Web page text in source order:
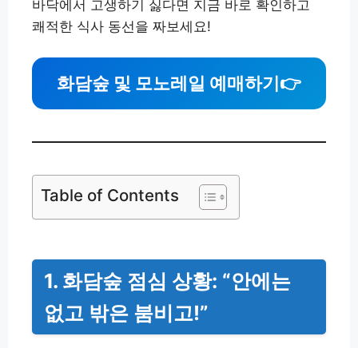
바닥에서 고생하기 싫다면 지금 바로 확인하고
쾌적한 식사 동선을 짜보세요!
화담숲 및 모노레일 예매하기 👉
Table of Contents
1. 화담숲 점심 상황: “안에는
없고 밖은 붐비고!”